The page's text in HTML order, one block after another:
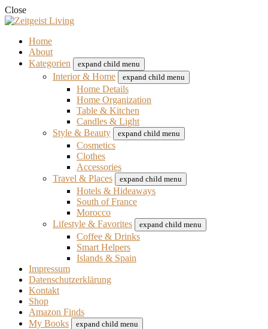
Close
Home
About
Kategorien
expand child menu
Interior & Home expand child menu
Home Details
Home Organization
Table & Kitchen
Candles & Light
Style & Beauty
expand child menu
Cosmetics
Clothes
Accessories
Travel & Places
expand child menu
Hotels & Hideaways
South of France
Morocco
Lifestyle & Favorites
expand child menu
Coffee & Drinks
Smart Helpers
Islands & Spain
Impressum
Datenschutzerklärung
Kontakt
Shop
Amazon Finds
My Books
expand child menu